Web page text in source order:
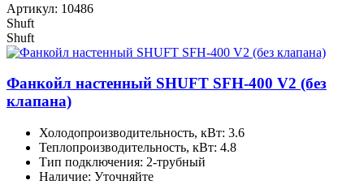
Артикул: 10486
Shuft
Shuft
Фанкойл настенный SHUFT SFH-400 V2 (без
клапана)
Холодопроизводительность, кВт: 3.6
Теплопроизводительность, кВт: 4.8
Тип подключения: 2-трубный
Наличие: Уточняйте